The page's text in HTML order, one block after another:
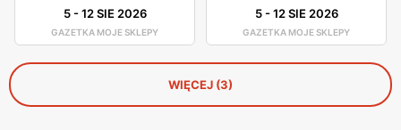
5-12 SIE 2026
GAZETKA MOJE SKLEPY
5-12 SIE 2026
GAZETKA MOJE SKLEPY
WIĘCEJ (3)